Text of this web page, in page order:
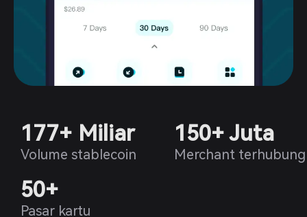
177+ Miliar
Volume stablecoin
150+ Juta
Merchant terhubung
50+
Pasar kartu